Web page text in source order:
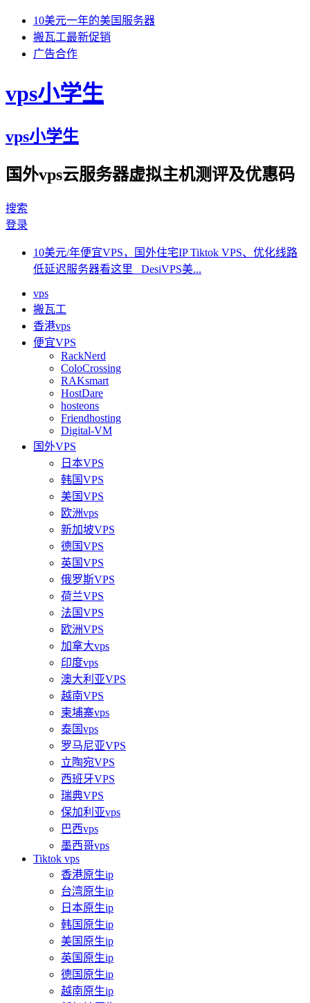
10美元一年的美国服务器
搬瓦工最新促销
广告合作
vps小学生
vps小学生
国外vps云服务器虚拟主机测评及优惠码
搜索
登录
10美元/年便宜VPS，国外住宅IP Tiktok VPS、优化线路
低延迟服务器看这里 DesiVPS美...
vps
搬瓦工
香港vps
便宜VPS
RackNerd
ColoCrossing
RAKsmart
HostDare
hosteons
Friendhosting
Digital-VM
国外VPS
日本VPS
韩国VPS
美国VPS
欧洲vps
新加坡VPS
德国VPS
英国VPS
俄罗斯VPS
荷兰VPS
法国VPS
欧洲VPS
加拿大vps
印度vps
澳大利亚VPS
越南VPS
柬埔寨vps
泰国vps
罗马尼亚VPS
立陶宛VPS
西班牙VPS
瑞典VPS
保加利亚vps
巴西vps
墨西哥vps
Tiktok vps
香港原生ip
台湾原生ip
日本原生ip
韩国原生ip
美国原生ip
英国原生ip
德国原生ip
越南原生ip